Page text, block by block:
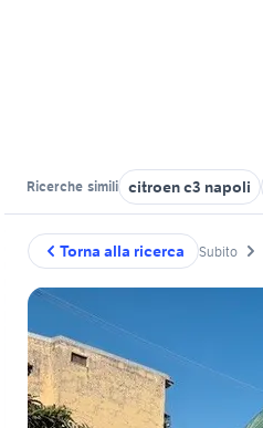
Ricerche simili citroen c3 napoli
Torna alla ricerca Subito